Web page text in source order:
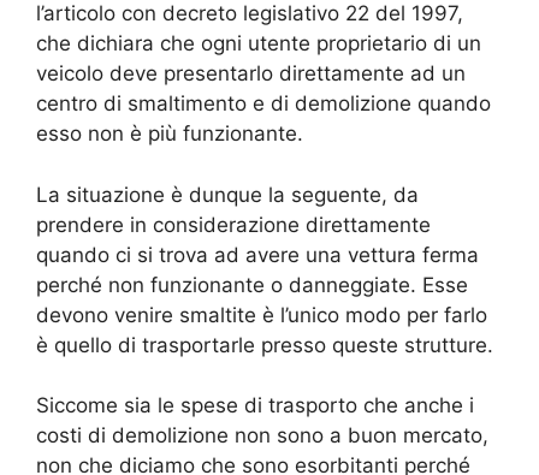
l’articolo con decreto legislativo 22 del 1997,
che dichiara che ogni utente proprietario di un
veicolo deve presentarlo direttamente ad un
centro di smaltimento e di demolizione quando
esso non è più funzionante.
La situazione è dunque la seguente, da
prendere in considerazione direttamente
quando ci si trova ad avere una vettura ferma
perché non funzionante o danneggiate. Esse
devono venire smaltite è l’unico modo per farlo
è quello di trasportarle presso queste strutture.
Siccome sia le spese di trasporto che anche i
costi di demolizione non sono a buon mercato,
non che diciamo che sono esorbitanti perché